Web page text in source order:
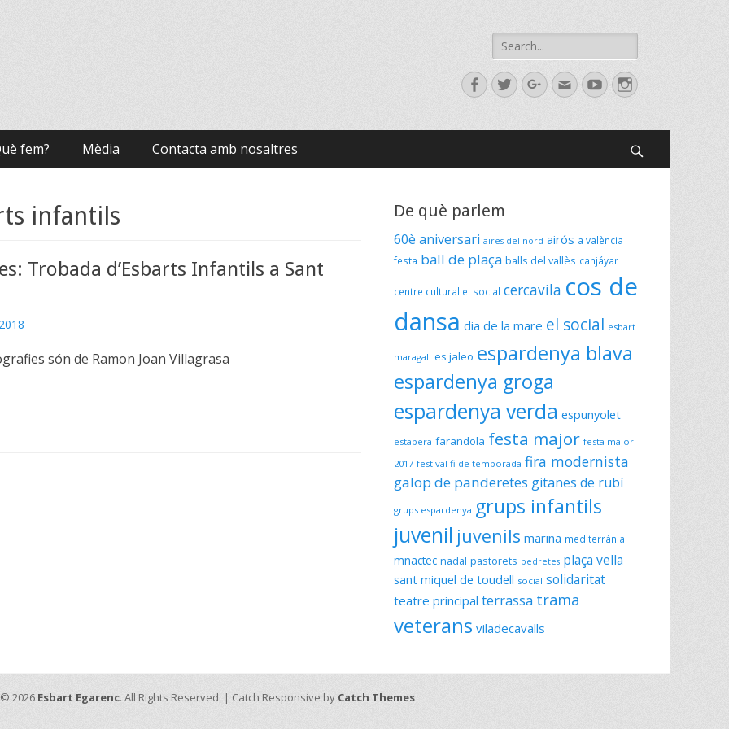
Search
for:
Facebook
TwitterGoogleplus
EmailYouTubeInstagram
fem? Mèdia Contacta amb nosaltres
infantils
Trobada d’Esbarts Infantils a Sant
són de Ramon Joan Villagrasa
De què parlem
60è aniversari aires del nord airós a valència
festa ball de plaça balls del vallès canjáyar
centre cultural el social cercavila cos de
dansa dia de la mare el social esbart
maragall es jaleo espardenya blava
espardenya groga
espardenya verda espunyolet
estapera farandola festa major festa major
2017 festival fi de temporada fira modernista
galop de panderetes gitanes de rubí
grups espardenya grups infantils
juvenil juvenils marina mediterrània
mnactec nadal pastorets pedretes plaça vella
sant miquel de toudell social solidaritat
teatre principal terrassa trama
veterans viladecavalls
2026 Esbart Egarenc. All Rights Reserved. | Catch Responsive by Catch Themes